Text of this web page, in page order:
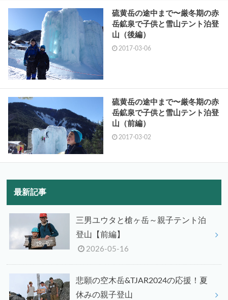
硫黄岳の途中まで〜厳冬期の赤
岳鉱泉で子供と雪山テント泊登
山（後編）
2017-03-06
硫黄岳の途中まで〜厳冬期の赤
岳鉱泉で子供と雪山テント泊登
山（前編）
2017-03-02
最新記事
三男ユウタと槍ヶ岳～親子テント泊
登山【前編】
2026-05-16
悲願の空木岳&TJAR2024の応援！夏
休みの親子登山